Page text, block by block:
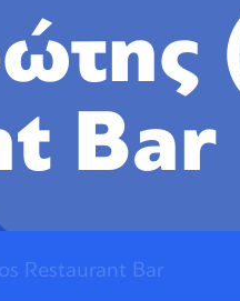
Bar
Restaurant Bar